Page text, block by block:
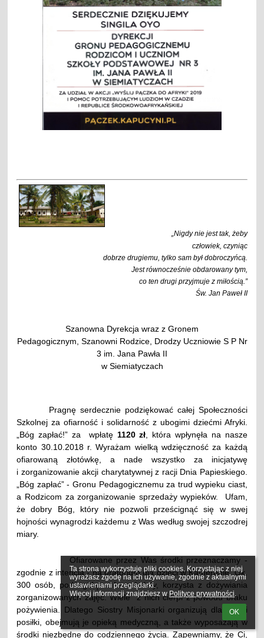
Ta strona wykorzystuje pliki cookies. Korzystając z niej
wyrażasz zgodę na ich używanie, zgodnie z aktualnymi
ustawieniami przeglądarki.
Więcej informacji znajdziesz w Polityce prywatności.
OK
„Nigdy nie jest tak, żeby
człowiek, czyniąc
dobrze drugiemu, tylko sam był dobroczyńcą.
Jest równocześnie obdarowany tym,
co ten drugi przyjmuje z miłością.”
Św. Jan Paweł II
Szanowna Dyrekcja wraz z Gronem
Pedagogicznym, Szanowni Rodzice, Drodzy Uczniowie S P Nr
3 im. Jana Pawła II
w Siemiatyczach
Pragnę serdecznie podziękować całej Społeczności
Szkolnej za ofiarność i solidarność z ubogimi dziećmi Afryki.
„Bóg zapłać!” za wpłatę 1120 zł , która wpłynęła na nasze
konto 30.10.2018 r. Wyrażam wielką wdzięczność za każdą
ofiarowaną złotówkę, a nade wszystko za inicjatywę
i zorganizowanie akcji charytatywnej z racji Dnia Papieskiego.
„Bóg zapłać” - Gronu Pedagogicznemu za trud wypieku ciast,
a Rodzicom za zorganizowanie sprzedaży wypieków. Ufam,
że dobry Bóg, który nie pozwoli prześcignąć się w swej
hojności wynagrodzi każdemu z Was według swojej szczodrej
miary.
Ofiarowane przez Was środki przeznaczamy -
zgodnie z intencją - na oratorium dla dzieci w Kamerunie. Ok.
300 osób, pod egidą s. Immakulaty, korzysta z dożywiania
zorganizowanych zajęć. Wiele z nich cierpi z powodu braku
pożywienia. Dlatego Siostry Misjonarki organizują dla dzieci
posiłki, obejmują je opieką medyczną, a także wyposażają w
środki niezbędne do codziennego życia. Zapewniamy, że Ci,